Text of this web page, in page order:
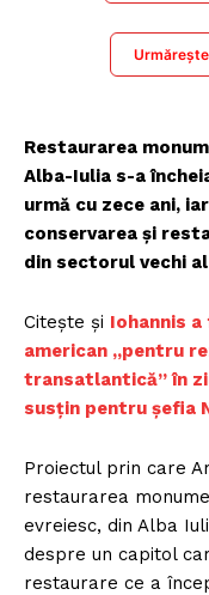
Urmărește
Restaurarea
Alba-Iulia s-a
urmă cu zece ani,
conservarea și
din sectorul vechi
Citește și Iohannis
american „pentru
transatlantică” în
susțin pentru șefia
Proiectul prin care
restaurarea
evreiesc, din Alba
despre un capitol
restaurare ce a